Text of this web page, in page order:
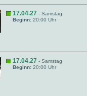
17.04.27 - Samstag
Beginn: 20:00 Uhr
17.04.27 - Samstag
Beginn: 20:00 Uhr